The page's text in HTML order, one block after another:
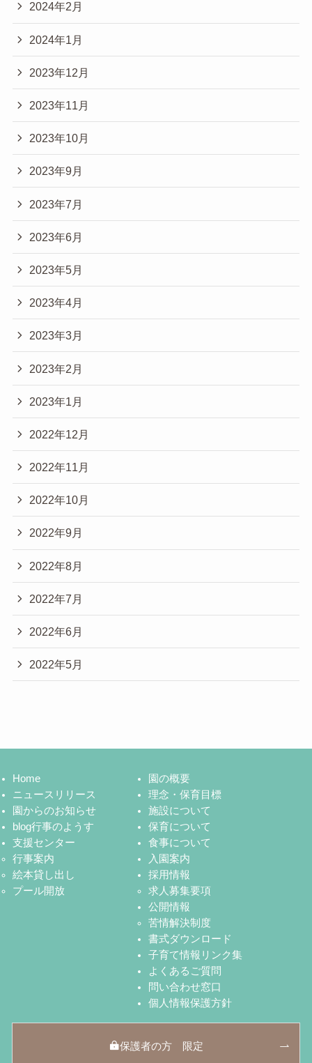
2024年2月
2024年1月
2023年12月
2023年11月
2023年10月
2023年9月
2023年7月
2023年6月
2023年5月
2023年4月
2023年3月
2023年2月
2023年1月
2022年12月
2022年11月
2022年10月
2022年9月
2022年8月
2022年7月
2022年6月
2022年5月
Home
ニュースリリース
園からのお知らせ
blog行事のようす
支援センター
行事案内
絵本貸し出し
プール開放
園の概要
理念・保育目標
施設について
保育について
食事について
入園案内
採用情報
求人募集要項
公開情報
苦情解決制度
書式ダウンロード
子育て情報リンク集
よくあるご質問
問い合わせ窓口
個人情報保護方針
保護者の方 限定